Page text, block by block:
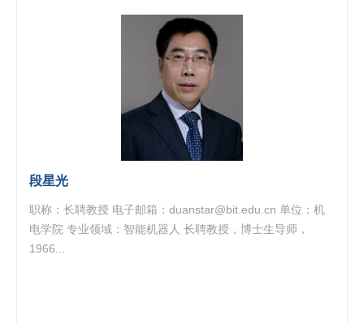
段星光
职称：长聘教授 电子邮箱：duanstar@bit.edu.cn 单位：机
电学院 专业领域：智能机器人 长聘教授，博士生导师，
1966...